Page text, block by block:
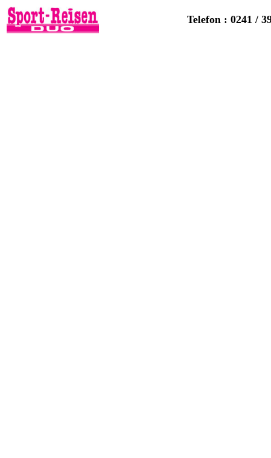
Telefon : 0241 /